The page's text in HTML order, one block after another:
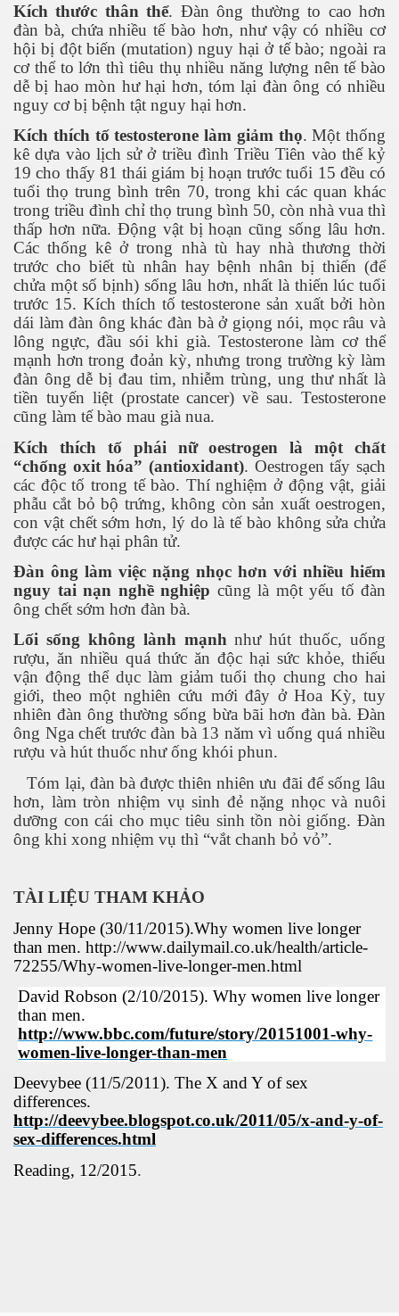
Kích thước thân thể. Đàn ông thường to cao hơn
đàn bà, chứa nhiều tế bào hơn, như vậy có nhiều cơ
hội bị đột biến (mutation) nguy hại ở tế bào; ngoài ra
cơ thể to lớn thì tiêu thụ nhiều năng lượng nên tế bào
dễ bị hao mòn hư hại hơn, tóm lại đàn ông có nhiều
nguy cơ bị bệnh tật nguy hại hơn.
Kích thích tố testosterone làm giảm thọ. Một thống
kê dựa vào lịch sử ở triều đình Triều Tiên vào thế kỷ
19 cho thấy 81 thái giám bị hoạn trước tuổi 15 đều có
tuổi thọ trung bình trên 70, trong khi các quan khác
trong triều đình chỉ thọ trung bình 50, còn nhà vua thì
thấp hơn nữa. Động vật bị hoạn cũng sống lâu hơn.
Các thống kê ở trong nhà tù hay nhà thương thời
trước cho biết tù nhân hay bệnh nhân bị thiến (để
chửa một số bịnh) sống lâu hơn, nhất là thiến lúc tuổi
trước 15. Kích thích tố testosterone sản xuất bởi hòn
dái làm đàn ông khác đàn bà ở giọng nói, mọc râu và
lông ngực, đầu sói khi già. Testosterone làm cơ thể
mạnh hơn trong đoản kỳ, nhưng trong trường kỳ làm
đàn ông dễ bị đau tim, nhiễm trùng, ung thư nhất là
tiền tuyến liệt (prostate cancer) về sau. Testosterone
cũng làm tế bào mau già nua.
Kích thích tố phái nữ oestrogen là một chất
“chống oxit hóa” (antioxidant). Oestrogen tẩy sạch
các độc tố trong tế bào. Thí nghiệm ở động vật, giải
phẫu cắt bỏ bộ trứng, không còn sản xuất oestrogen,
con vật chết sớm hơn, lý do là tế bào không sửa chửa
được các hư hại phân tử.
Đàn ông làm việc nặng nhọc hơn với nhiều hiểm
nguy tai nạn nghề nghiệp cũng là một yếu tố đàn
ông chết sớm hơn đàn bà.
Lối sống không lành mạnhnhư hút thuốc, uống
rượu, ăn nhiều quá thức ăn độc hại sức khỏe, thiếu
vận động thể dục làm giảm tuổi thọ chung cho hai
giới, theo một nghiên cứu mới đây ở Hoa Kỳ, tuy
nhiên đàn ông thường sống bừa bãi hơn đàn bà. Đàn
ông Nga chết trước đàn bà 13 năm vì uống quá nhiều
rượu và hút thuốc như ống khói phun.
Tóm lại, đàn bà được thiên nhiên ưu đãi để sống lâu
hơn, làm tròn nhiệm vụ sinh đẻ nặng nhọc và nuôi
dưỡng con cái cho mục tiêu sinh tồn nòi giống. Đàn
ông khi xong nhiệm vụ thì “vắt chanh bỏ vỏ”.
TÀI LIỆU THAM KHẢO
Jenny Hope (30/11/2015).Why women live longer
than men. http://www.dailymail.co.uk/health/article-
72255/Why-women-live-longer-men.html
David Robson (2/10/2015). Why women live longer
than men.
http://www.bbc.com/future/story/20151001-why-
women-live-longer-than-men
Deevybee (11/5/2011). The X and Y of sex
differences.
http://deevybee.blogspot.co.uk/2011/05/x-and-y-of-
sex-differences.html
Reading, 12/2015.
... P2
P 200-201